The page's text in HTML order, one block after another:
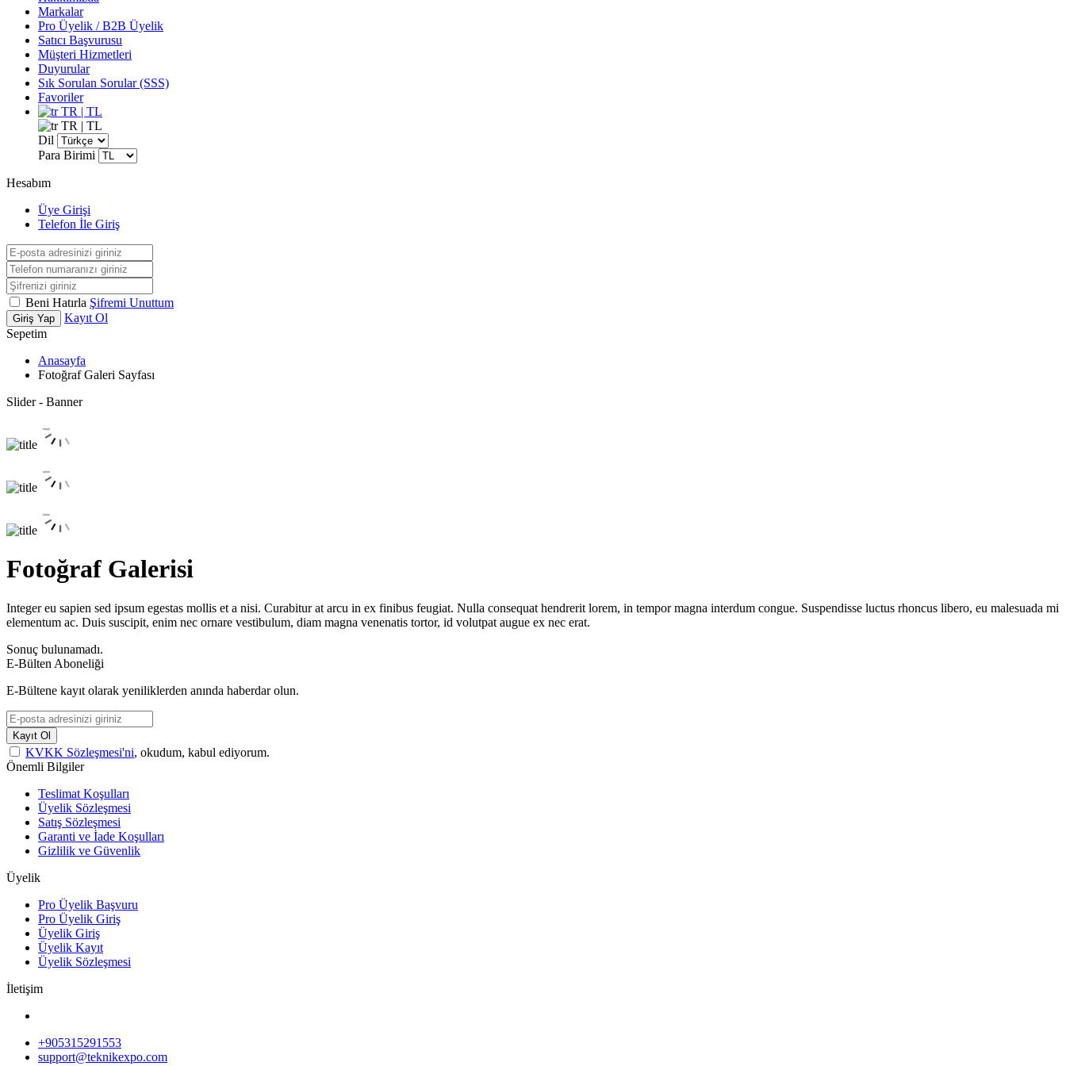
Markalar
Pro Üyelik / B2B Üyelik
Satıcı Başvurusu
Müşteri Hizmetleri
Duyurular
Sık Sorulan Sorular (SSS)
Favoriler
TR | TL
TR | TL
Dil
Para Birimi
Hesabım
Üye Girişi
Telefon İle Giriş
Beni Hatırla Şifremi Unuttum
Giriş Yap
Kayıt Ol
Sepetim
Anasayfa
Fotoğraf Galeri Sayfası
Slider - Banner
Fotoğraf Galerisi
Integer eu sapien sed ipsum egestas mollis et a nisi. Curabitur at arcu in ex finibus feugiat. Nulla consequat hendrerit lorem, in tempor magna interdum congue. Suspendisse luctus rhoncus libero, eu malesuada mi
elementum ac. Duis suscipit, enim nec ornare vestibulum, diam magna venenatis tortor, id volutpat augue ex nec erat.
Sonuç bulunamadı.
E-Bülten Aboneliği
E-Bültene kayıt olarak yeniliklerden anında haberdar olun.
Kayıt Ol
KVKK Sözleşmesi'ni, okudum, kabul ediyorum.
Önemli Bilgiler
Teslimat Koşulları
Üyelik Sözleşmesi
Satış Sözleşmesi
Garanti ve İade Koşulları
Gizlilik ve Güvenlik
Üyelik
Pro Üyelik Başvuru
Pro Üyelik Giriş
Üyelik Giriş
Üyelik Kayıt
Üyelik Sözleşmesi
İletişim
+905315291553
support@teknikexpo.com